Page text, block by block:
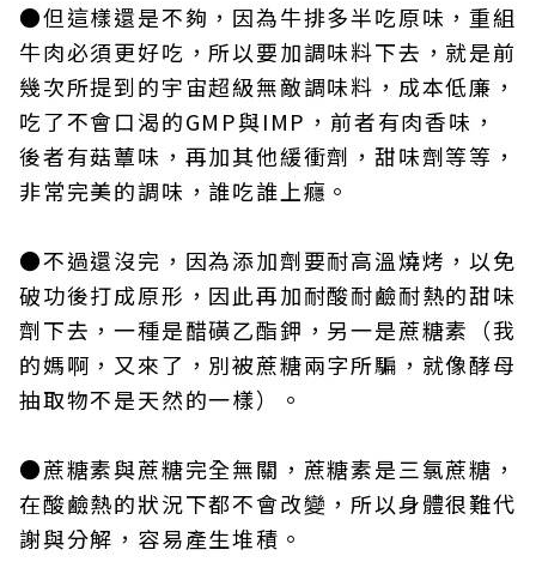
●但這樣還是不夠，因為牛排多半吃原味，重組
牛肉必須更好吃，所以要加調味料下去，就是前
幾次所提到的宇宙超級無敵調味料，成本低廉，
吃了不會口渴的GMP與IMP，前者有肉香味，
後者有菇蕈味，再加其他緩衝劑，甜味劑等等，
非常完美的調味，誰吃誰上癮。
●不過還沒完，因為添加劑要耐高溫燒烤，以免
破功後打成原形，因此再加耐酸耐鹼耐熱的甜味
劑下去，一種是醋磺乙酯鉀，另一是蔗糖素（我
的媽啊，又來了，別被蔗糖兩字所騙，就像酵母
抽取物不是天然的一樣）。
●蔗糖素與蔗糖完全無關，蔗糖素是三氯蔗糖，
在酸鹼熱的狀況下都不會改變，所以身體很難代
謝與分解，容易產生堆積。